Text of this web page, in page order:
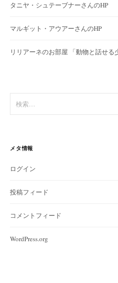
タニヤ・シュテーブナーさんのHP
マルギット・アウアーさんのHP
リリアーネのお部屋 「動物と話せ
索:
メタ情報
ログイン
投稿フィード
コメントフィード
WordPress.org